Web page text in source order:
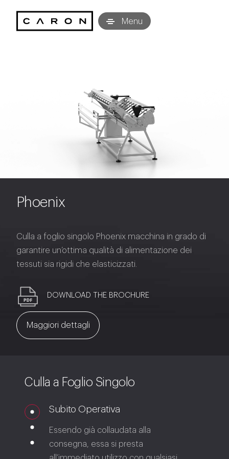
Caron Technology S.r.l.
Menu
Phoenix
Culla a foglio singolo Phoenix macchina in grado di
garantire un’ottima qualità di alimentazione dei
tessuti sia rigidi che elasticizzati.
DOWNLOAD THE BROCHURE
Maggiori dettagli
Culla a Foglio Singolo
Subito Operativa
Essendo già collaudata alla
consegna, essa si presta